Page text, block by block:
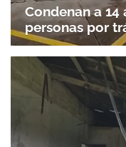
Condenan a
personas por